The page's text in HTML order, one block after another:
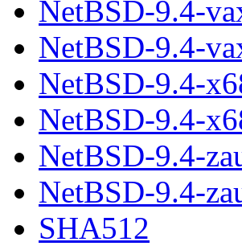
NetBSD-9.4-
NetBSD-9.4-
NetBSD-9.4-
NetBSD-9.4-
NetBSD-9.4-
NetBSD-9.4-
SHA512